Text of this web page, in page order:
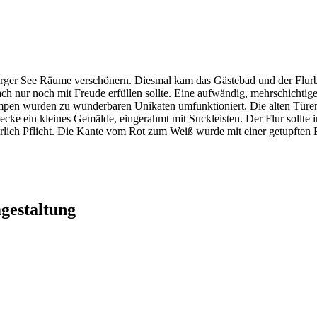
See Räume verschönern. Diesmal kam das Gästebad und der
nur noch mit Freude erfüllen sollte. Eine aufwändig,
wurden zu wunderbaren Unikaten umfunktioniert. Die alten
ein kleines Gemälde, eingerahmt mit Suckleisten. Der Flur
Pflicht. Die Kante vom Rot zum Weiß wurde mit einer getupften